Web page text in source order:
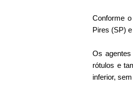
Conforme
Pires (SP)
Os
rótulos e
inferior,